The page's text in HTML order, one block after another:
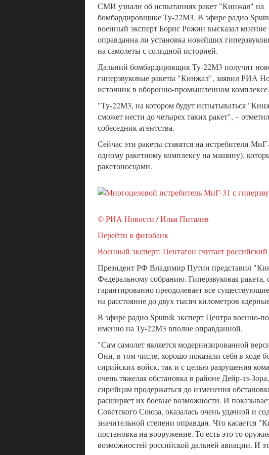
СМИ узнали об испытаниях ракет "Кинжал" на
бомбардировщике Ту-22М3. В эфире радио
военный эксперт Борис Рожин высказал мнение
оправданна ли установка новейших
на самолеты с солидной историей.
Дальний бомбардировщик Ту-22М3 получит
гиперзвуковые ракеты "Кинжал", заявил РИА
источник в оборонно-промышленном комплексе.
"Ту-22М3, на котором будут испытываться
сможет нести до четырех таких ракет", – отметил
собеседник агентства.
Сейчас эти ракеты ставятся на истребители
одному ракетному комплексу на машину),
ракетоносцами.
© РИА Новости / Илья Питалев
Перейти в фотобанк
Военный эксперт: Пентагон считает
Президент РФ Владимир Путин представил
Федеральному собранию. Гиперзвуковая ракета,
гарантированно преодолевает все
на расстояние до двух тысяч километров
В эфире радио Sputnik эксперт Центра военно-
именно на Ту-22М3 вполне оправданной.
"Сам самолет является модернизированной
Они, в том числе, хорошо показали себя в ходе
сирийских войск, так и с целью разрушения
очень тяжелая обстановка в районе Дейр-эз-
сирийцам продержаться до изменения
расширяет их боевые возможности. И
Советского Союза, оказалась очень удачной и
значительной степени оправдан. Что касается
постановка на вооружение. То есть это то
возможностей российской дальней авиации. И